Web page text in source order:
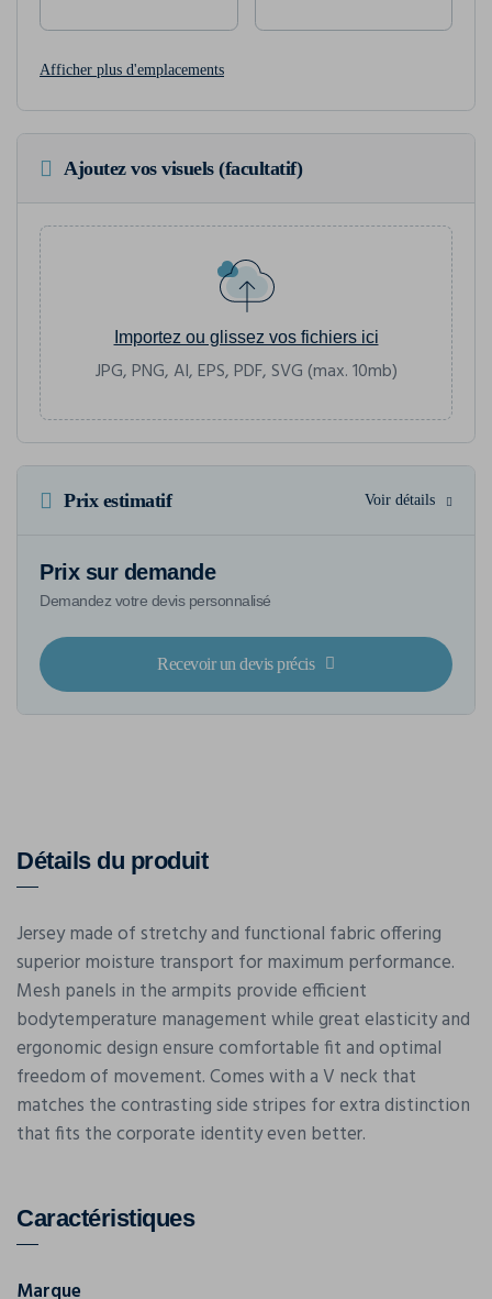
Afficher plus d'emplacements
Ajoutez vos visuels (facultatif)
Importez ou glissez vos fichiers ici
JPG, PNG, AI, EPS, PDF, SVG (max. 10mb)
Prix estimatif Voir détails
Prix sur demande
Demandez votre devis personnalisé
Recevoir un devis précis
Détails du produit
Jersey made of stretchy and functional fabric offering
superior moisture transport for maximum performance.
Mesh panels in the armpits provide efficient
bodytemperature management while great elasticity and
ergonomic design ensure comfortable fit and optimal
freedom of movement. Comes with a V neck that
matches the contrasting side stripes for extra distinction
that fits the corporate identity even better.
Caractéristiques
Marque